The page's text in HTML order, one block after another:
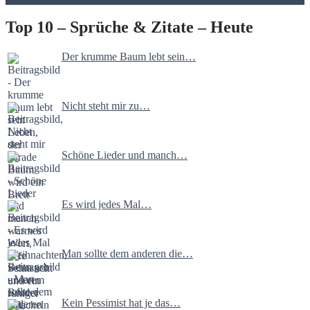
Top 10 – Sprüche & Zitate – Heute
Der krumme Baum lebt sein…
Nicht steht mir zu…
Schöne Lieder und manch…
Es wird jedes Mal…
Man sollte dem anderen die…
Kein Pessimist hat je das…